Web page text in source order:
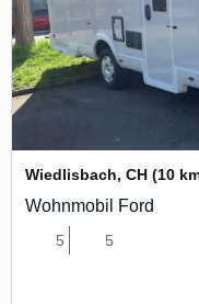
Wiedlisbach, CH (10
Wohnmobil Ford
5 5